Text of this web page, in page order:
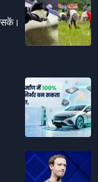
सकें।